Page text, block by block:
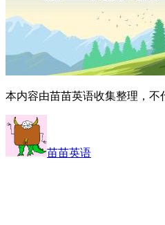
本内容由苗苗英语收集整理，
苗苗英语